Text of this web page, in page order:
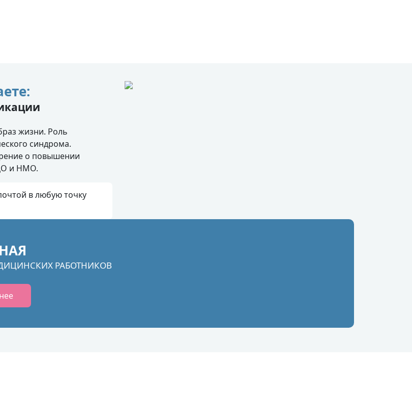
жизни. Роль
синдрома.
о повышении
и НМО.
в любую точку
РАБОТНИКОВ